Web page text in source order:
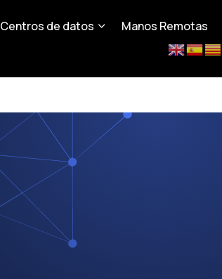
Centros de datos Manos Remotas